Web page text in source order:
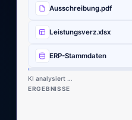
Ausschreibung.pdf
Leistungsverz.xlsx
ERP-Stammdaten
Analyse abgeschlossen ✓
ERGEBNISSE